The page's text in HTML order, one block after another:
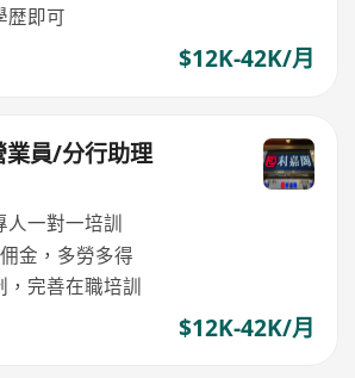
歴即可
$12K-42K/月
員/分行助理
人一對一培訓
金，多勞多得
，完善在職培訓
$12K-42K/月